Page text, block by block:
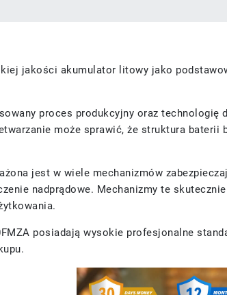
jakości akumulator litowy jako
proces produkcyjny oraz technologię
może sprawić, że struktura
jest w wiele mechanizmów
nadprądowe. Mechanizmy te
posiadają wysokie profesjonalne